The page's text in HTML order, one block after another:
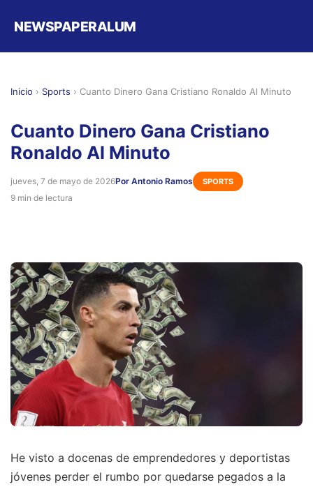
NEWSPAPERALUM
Inicio › Sports › Cuanto Dinero Gana Cristiano Ronaldo Al Minuto
Cuanto Dinero Gana Cristiano
Ronaldo Al Minuto
jueves, 7 de mayo de 2026Por Antonio Ramos SPORTS
9 min de lectura
He visto a docenas de emprendedores y deportistas
jóvenes perder el rumbo por quedarse pegados a la